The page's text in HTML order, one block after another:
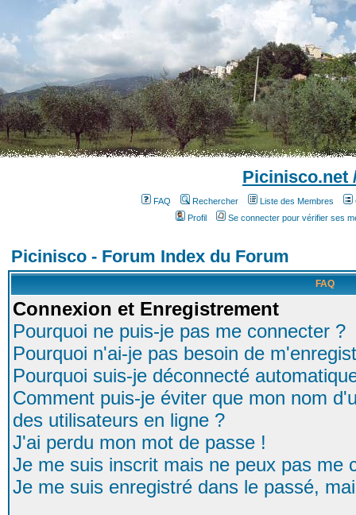
Picinisco.net
FAQ Rechercher Liste des Membres
Profil
Se connecter pour vérifier ses
Picinisco - Forum Index du Forum
FAQ
Connexion et Enregistrement
Pourquoi ne puis-je pas me connecter ?
Pourquoi n'ai-je pas besoin de
Pourquoi suis-je déconnecté
Comment puis-je éviter que mon nom
des utilisateurs en ligne ?
J'ai perdu mon mot de passe !
Je me suis inscrit mais ne peux pas me
Je me suis enregistré dans le passé,